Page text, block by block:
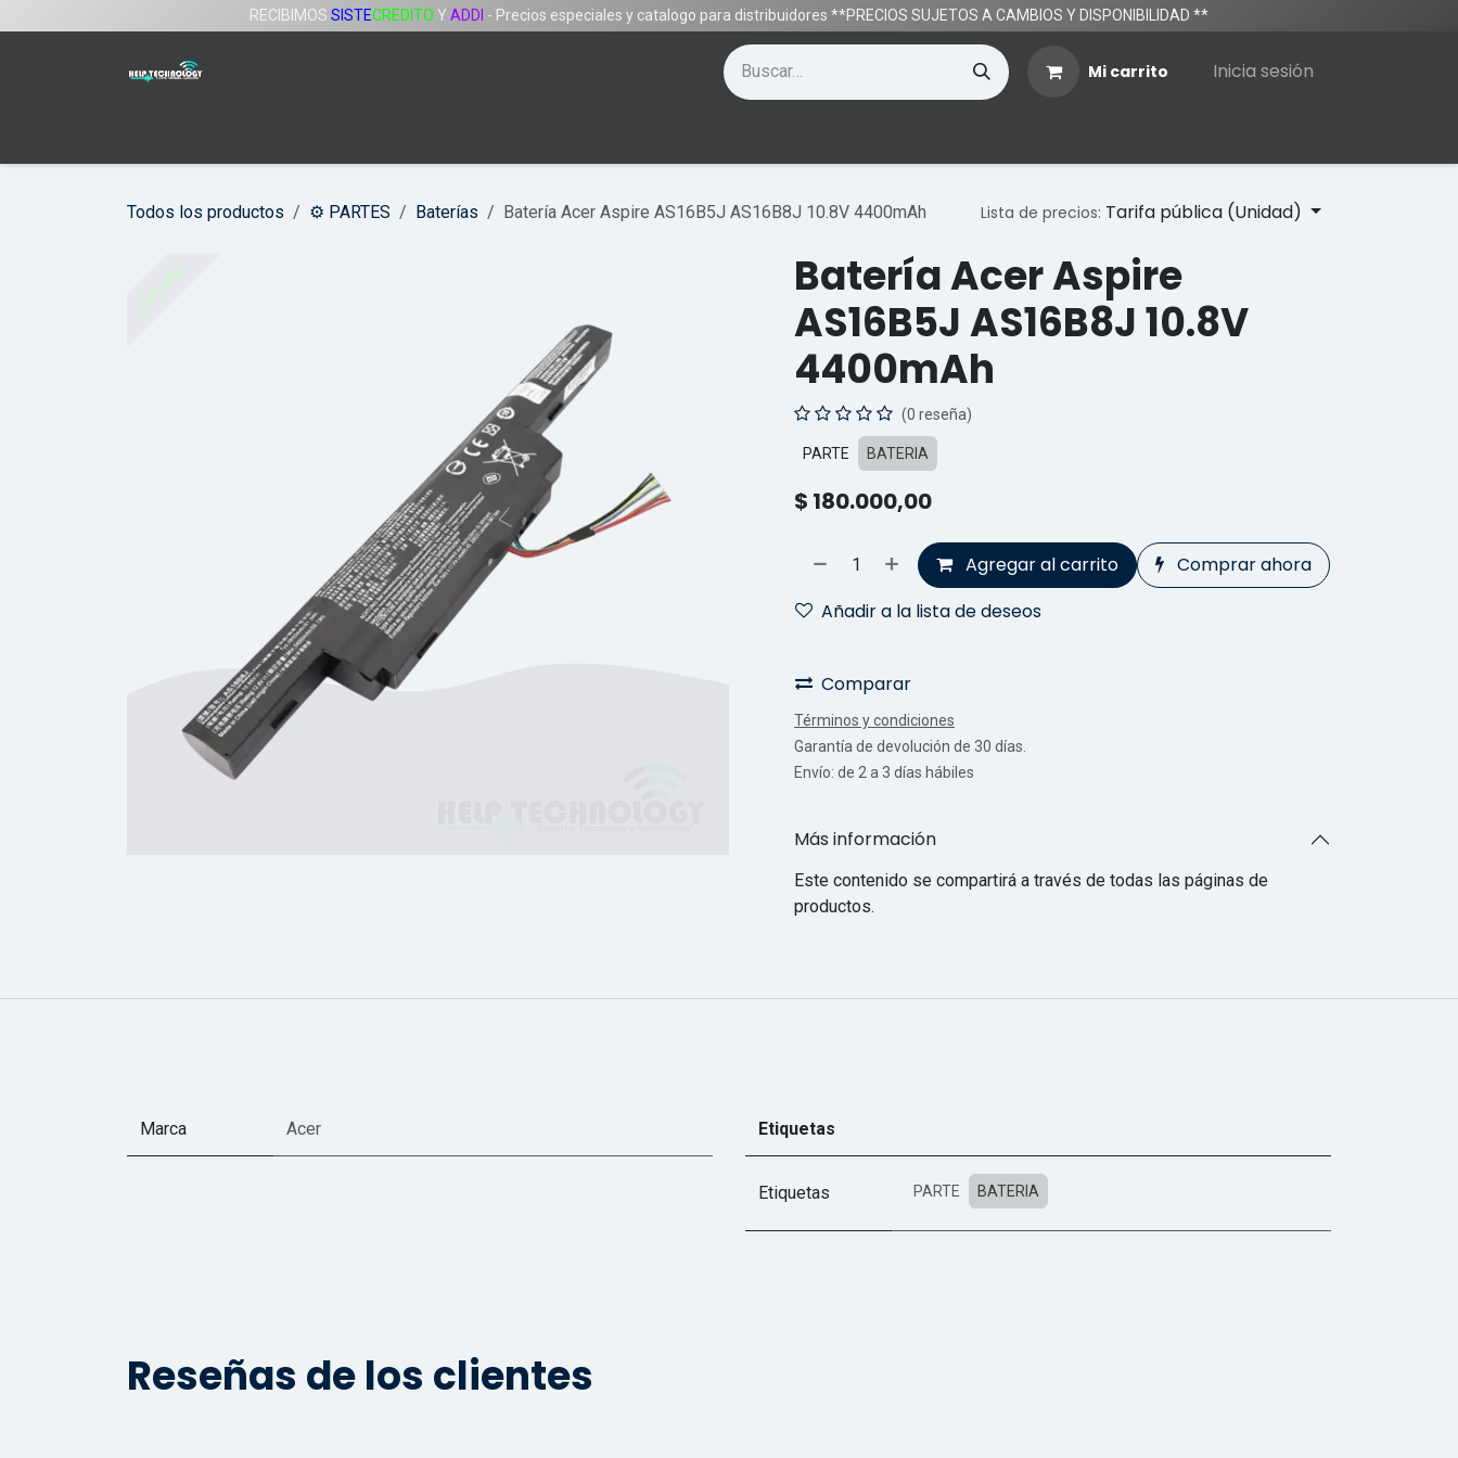
RECIBIMOS SISTECREDITO Y ADDI - Precios especiales y catalogo para distribuidores **PRECIOS SUJETOS A CAMBIOS Y DISPONIBILIDAD **
Mi carrito Inicia sesión
Todos los productos ⚙️ PARTES Baterías Batería Acer Aspire AS16B5J AS16B8J 10.8V 4400mAh Lista de precios: Tarifa pública (Unidad)
Consulta!
Batería Acer Aspire
AS16B5J AS16B8J 10.8V
4400mAh
(0 reseña)
PARTE BATERIA
$ 180.000,00
Agregar al carrito
Comprar ahora
Añadir a la lista de deseos
Comparar
Términos y condiciones
Garantía de devolución de 30 días.
Envío: de 2 a 3 días hábiles
Más información
Este contenido se compartirá a través de todas las páginas de
productos.
Marca Acer Etiquetas
Etiquetas PARTE BATERIA
Reseñas de los clientes